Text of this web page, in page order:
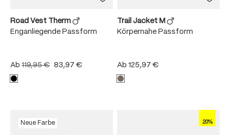
Road Vest Therm
Enganliegende Passform
Ab 119,95 € 83,97 €
Trail Jacket M
Körpernahe Passform
Ab 125,97 €
Neue Farbe 20%